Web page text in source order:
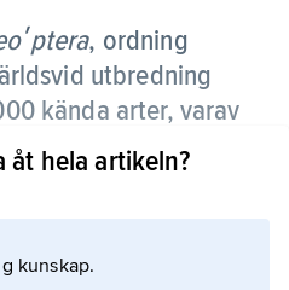
, ordning
utbredning
kända arter, varav
på land, i
åt hela artikeln?
kunskap.